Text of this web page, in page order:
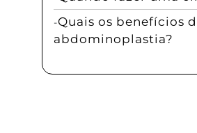
Quais os benefícios
abdominoplastia?